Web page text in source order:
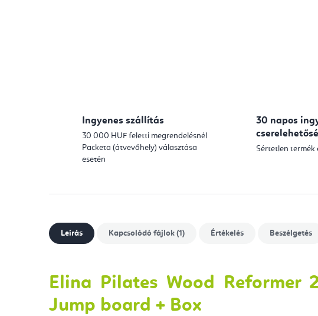
Ingyenes szállítás
30 000 HUF feletti megrendelésnél
Packeta (átvevőhely) választása
esetén
30 napos
Sértetlen termék
Leírás Kapcsolódó fájlok (1) Értékelés Beszélgetés
Elina Pilates Wood Reformer
Jump board + Box